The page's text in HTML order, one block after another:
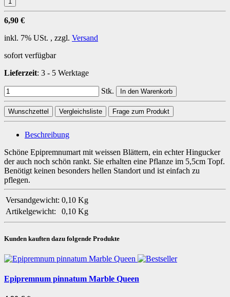
6,90 €
inkl. 7% USt. , zzgl. Versand
sofort verfügbar
Lieferzeit: 3 - 5 Werktage
Stk. In den Warenkorb
Wunschzettel Vergleichsliste Frage zum Produkt
Beschreibung
Schöne Epipremnumart mit weissen Blättern, ein echter Hingucker
der auch noch schön rankt. Sie erhalten eine Pflanze im 5,5cm Topf.
Benötigt keinen besonders hellen Standort und ist einfach zu
pflegen.
Versandgewicht: 0,10 Kg
Artikelgewicht:
0,10 Kg
Kunden kauften dazu folgende Produkte
Epipremnum pinnatum Marble Queen